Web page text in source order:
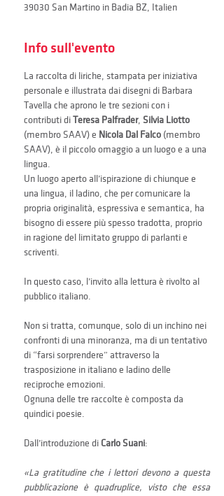
39030 San Martino in Badia BZ, Italien
Info sull'evento
La raccolta di liriche, stampata per iniziativa
personale e illustrata dai disegni di Barbara
Tavella che aprono le tre sezioni con i
contributi di Teresa Palfrader, Silvia Liotto
(membro SAAV) e Nicola Dal Falco (membro
SAAV), è il piccolo omaggio a un luogo e a una
lingua.
Un luogo aperto all’ispirazione di chiunque e
una lingua, il ladino, che per comunicare la
propria originalità, espressiva e semantica, ha
bisogno di essere più spesso tradotta, proprio
in ragione del limitato gruppo di parlanti e
scriventi.
In questo caso, l’invito alla lettura è rivolto al
pubblico italiano.
Non si tratta, comunque, solo di un inchino nei
confronti di una minoranza, ma di un tentativo
di “farsi sorprendere” attraverso la
trasposizione in italiano e ladino delle
reciproche emozioni.
Ognuna delle tre raccolte è composta da
quindici poesie.
Dall’introduzione di Carlo Suani:
«La gratitudine che i lettori devono a questa
pubblicazione è quadruplice, visto che essa